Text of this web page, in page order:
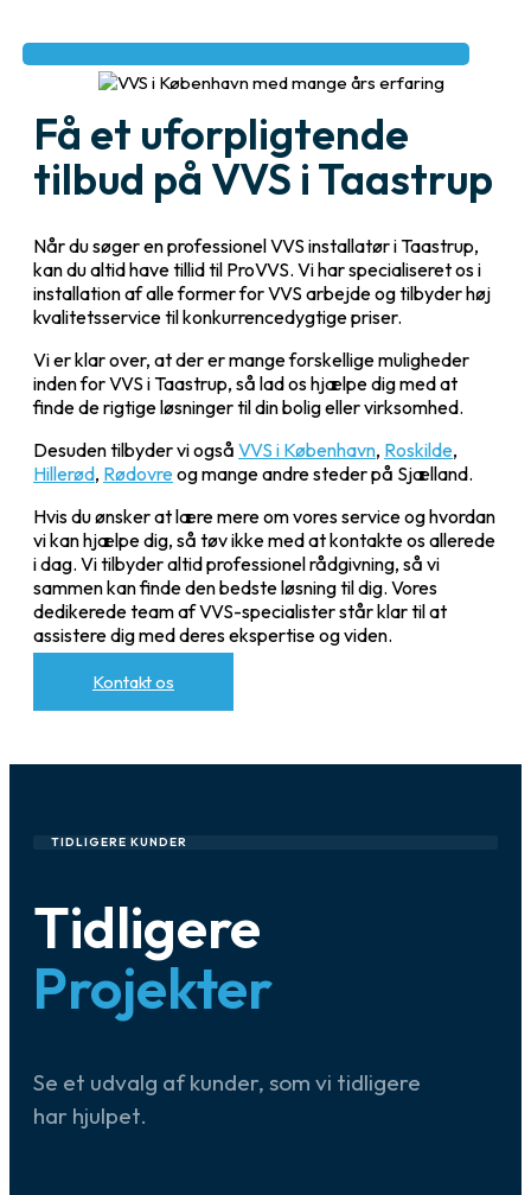
Få et uforpligtende
tilbud på VVS i Taastrup
Når du søger en professionel VVS installatør i Taastrup,
kan du altid have tillid til ProVVS. Vi har specialiseret os i
installation af alle former for VVS arbejde og tilbyder høj
kvalitetsservice til konkurrencedygtige priser.
Vi er klar over, at der er mange forskellige muligheder
inden for VVS i Taastrup, så lad os hjælpe dig med at
finde de rigtige løsninger til din bolig eller virksomhed.
Desuden tilbyder vi også VVS i København, Roskilde,
Hillerød, Rødovreog mange andre steder på Sjælland.
Hvis du ønsker at lære mere om vores service og hvordan
vi kan hjælpe dig, så tøv ikke med at kontakte os allerede
i dag. Vi tilbyder altid professionel rådgivning, så vi
sammen kan finde den bedste løsning til dig. Vores
dedikerede team af VVS-specialister står klar til at
assistere dig med deres ekspertise og viden.
Kontakt os
TIDLIGERE KUNDER
Tidligere
Projekter
Se et udvalg af kunder, som vi tidligere
har hjulpet.